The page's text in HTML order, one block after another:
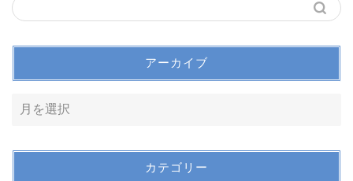
アーカイブ
カテゴリー